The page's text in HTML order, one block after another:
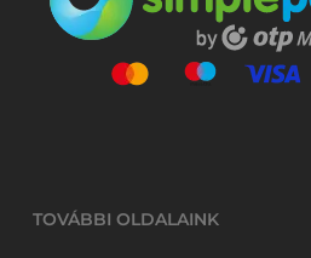
TOVÁBBI OLDALAINK